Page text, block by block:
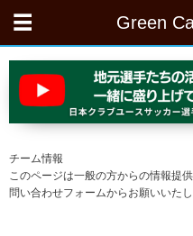
Green
チーム情報
このページは一般の方からの情報提
問い合わせフォームからお願いいたし